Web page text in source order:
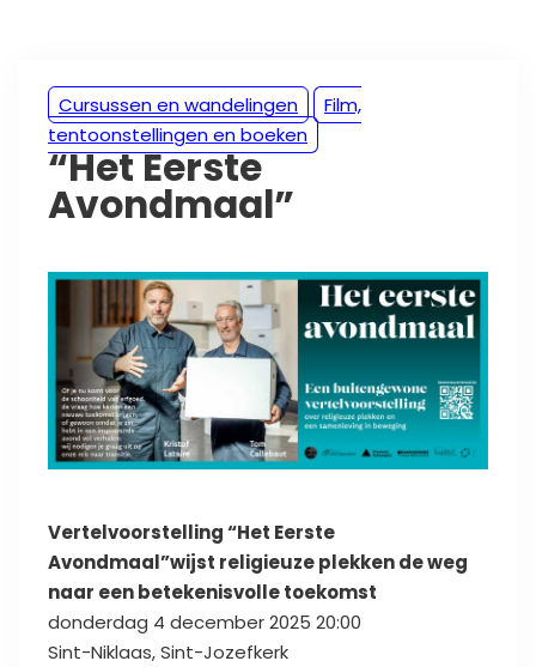
Cursussen en wandelingen
Film,
tentoonstellingen en boeken
“Het Eerste
Avondmaal”
Vertelvoorstelling “Het Eerste
Avondmaal”wijst religieuze plekken de weg
naar een betekenisvolle toekomst
donderdag 4 december 2025 20:00
Sint-Niklaas, Sint-Jozefkerk